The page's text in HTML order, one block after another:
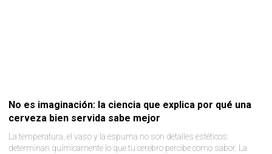
No es imaginación: la ciencia que explica por qué una
cerveza bien servida sabe mejor
La temperatura, el vaso y la espuma no son detalles estéticos:
determinan químicamente lo que tu cerebro percibe como sabor. La